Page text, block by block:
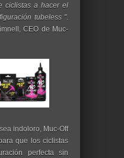
ciclistas a hacer el
tubeless ".
CEO de Muc-
indoloro, Muc-Off
que los ciclistas
perfecta sin